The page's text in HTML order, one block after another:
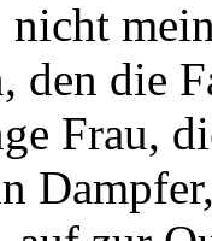
nicht
den die
Frau,